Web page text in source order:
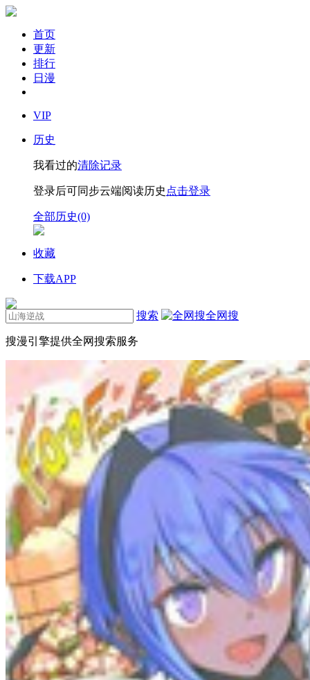
首页
更新
排行
日漫
VIP
历史
我看过的清除记录
登录后可同步云端阅读历史 点击登录
全部历史(0)
收藏
下载APP
搜索 全网搜
搜漫引擎提供全网搜索服务